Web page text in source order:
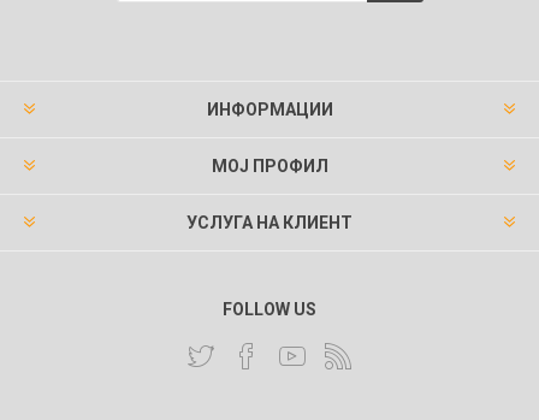
ИНФОРМАЦИИ
МОЈ ПРОФИЛ
УСЛУГА НА КЛИЕНТ
FOLLOW US